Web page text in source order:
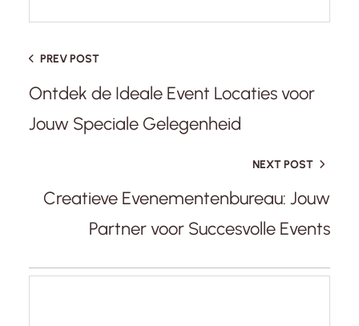
PREV POST
Ontdek de Ideale Event Locaties voor
Jouw Speciale Gelegenheid
NEXT POST
Creatieve Evenementenbureau: Jouw
Partner voor Succesvolle Events